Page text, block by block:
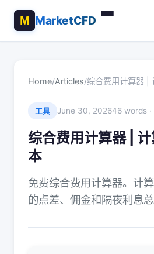
MarketCFD
Home/Articles/综合费用计算器 |
工具 June 30, 202646 words
综合费用计算器 |
本
免费综合费用计算器。计
的点差、佣金和隔夜利息总